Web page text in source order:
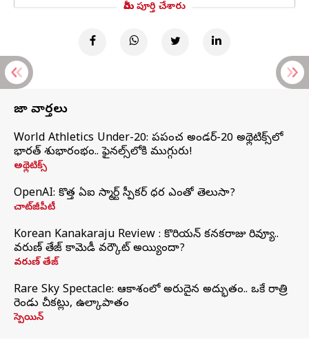
మీరు పూర్తి చేశారు
తాజా వార్తలు
World Athletics Under-20: ప్రపంచ అండర్-20 అథ్లెటిక్స్‌లో
భారత్‌ శుభారంభం.. ఫైనల్స్‌లోకి ముగ్గురు!
అథ్లెటిక్స్
OpenAI: కొత్త ఏఐ స్మార్ట్ స్పీకర్ ధర ఎంతో తెలుసా?
చాట్‌జీపీటీ
Korean Kanakaraju Review : కొరియన్ కనకరాజు రివ్యూ..
వరుణ్ తేజ్ కామెడీ వర్కౌట్ అయ్యిందా?
వరుణ్ తేజ్
Rare Sky Spectacle: ఆకాశంలో అరుదైన అద్భుతం.. ఒకే రాత్రి
రెండు చీకట్లు, ఉల్కాపాతం
స్పెయిన్